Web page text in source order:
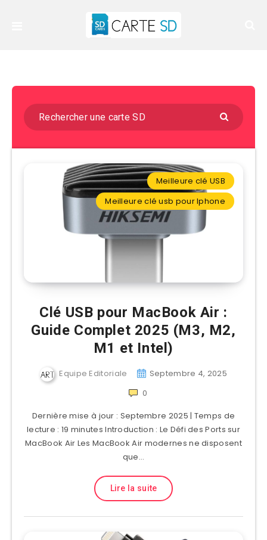
Meilleure clé USB
Meilleure clé usb pour Iphone
Clé USB pour MacBook Air :
Guide Complet 2025 (M3, M2,
M1 et Intel)
Equipe Editoriale
Septembre 4, 2025
0
Dernière mise à jour : Septembre 2025 | Temps de
lecture : 19 minutes Introduction : Le Défi des Ports sur
MacBook Air Les MacBook Air modernes ne disposent
que…
Lire la suite